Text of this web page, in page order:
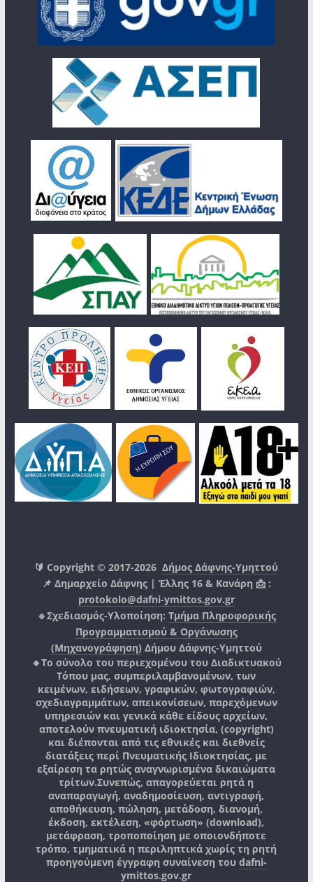
🔰 Copyright © 2017-2026Δήμος Δάφνης-Υμηττού
📌 Δημαρχείο Δάφνης | Έλλης 16 & Κανάρη 📩 :
protokolo@dafni-ymittos.gov.gr
🔹Σχεδιασμός-Υλοποίηση: Τμήμα Πληροφορικής
Προγραμματισμού & Οργάνωσης
(Μηχανογράφηση) Δήμου Δάφνης-Υμηττού
🔸Το σύνολο του περιεχομένου του Διαδικτυακού
Τόπου μας, συμπεριλαμβανομένων, των
κειμένων, ειδήσεων, γραφικών, φωτογραφιών,
σχεδιαγραμμάτων, απεικονίσεων, παρεχόμενων
υπηρεσιών και γενικά κάθε είδους αρχείων,
αποτελούν πνευματική ιδιοκτησία, (copyright)
και διέπονται από τις εθνικές και διεθνείς
διατάξεις περί Πνευματικής Ιδιοκτησίας, με
εξαίρεση τα ρητώς αναγνωρισμένα δικαιώματα
τρίτων.Συνεπώς, απαγορεύεται ρητά η
αναπαραγωγή, αναδημοσίευση, αντιγραφή,
αποθήκευση, πώληση, μετάδοση, διανομή,
έκδοση, εκτέλεση, «φόρτωση» (download),
μετάφραση, τροποποίηση με οποιονδήποτε
τρόπο, τμηματικά η περιληπτικά χωρίς τη ρητή
προηγούμενη έγγραφη συναίνεση του dafni-
ymittos.gov.gr